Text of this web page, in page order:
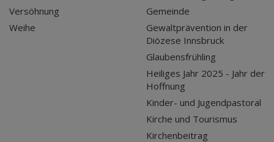
Versöhnung
Weihe
Gemeinde
Gewaltprävention in der
Diözese Innsbruck
Glaubensfrühling
Heiliges Jahr 2025 - Jahr der
Hoffnung
Kinder- und Jugendpastoral
Kirche und Tourismus
Kirchenbeitrag